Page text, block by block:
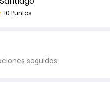
10 Puntos
seguidas